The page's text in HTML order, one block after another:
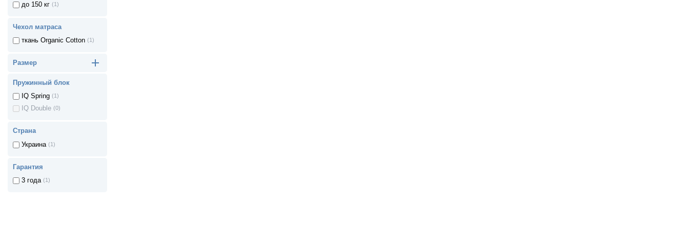
до 150 кг (1)
Чехол матраса
ткань Organic Cotton (1)
Размер
Пружинный блок
IQ Spring (1)
IQ Double (0)
Страна
Украина (1)
Гарантия
3 года (1)